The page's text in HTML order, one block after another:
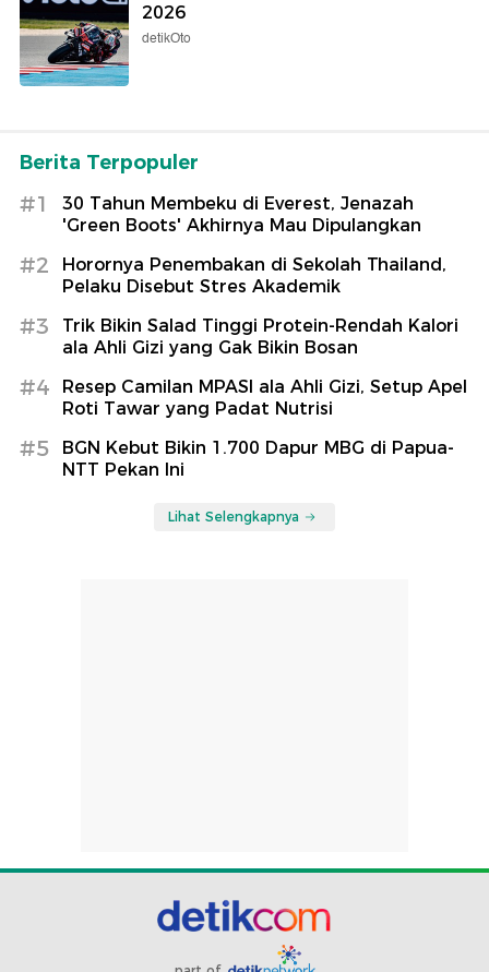
2026
detikOto
Berita Terpopuler
#1
30 Tahun Membeku di Everest, Jenazah
'Green Boots' Akhirnya Mau Dipulangkan
#2
Horornya Penembakan di Sekolah Thailand,
Pelaku Disebut Stres Akademik
#3
Trik Bikin Salad Tinggi Protein-Rendah Kalori
ala Ahli Gizi yang Gak Bikin Bosan
#4
Resep Camilan MPASI ala Ahli Gizi, Setup Apel
Roti Tawar yang Padat Nutrisi
#5
BGN Kebut Bikin 1.700 Dapur MBG di Papua-
NTT Pekan Ini
Lihat Selengkapnya